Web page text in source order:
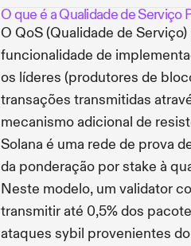
O que é a Qualidade de Serviço
O QoS (Qualidade de
funcionalidade de
os líderes (produtores de
transações transmitidas
mecanismo adicional de
Solana é uma rede de prova
da ponderação por stake à
Neste modelo, um validator
transmitir até 0,5% dos
ataques sybil provenientes